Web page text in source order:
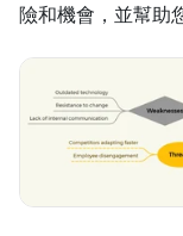
險和機會，並幫助